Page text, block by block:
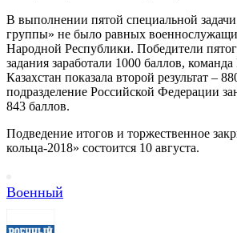
В выполнении пятой специальной задачи
группы» не было равных
Народной Республики. Победители
задания заработали 1000 баллов,
Казахстан показала второй результат –
подразделение Российской Федерации
843 баллов.
Подведение итогов и торжественное
кольца-2018» состоится 10 августа.
Военный